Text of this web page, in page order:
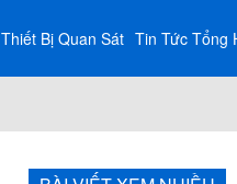
Thiết Bị Quan Sát Tin Tức Tổng